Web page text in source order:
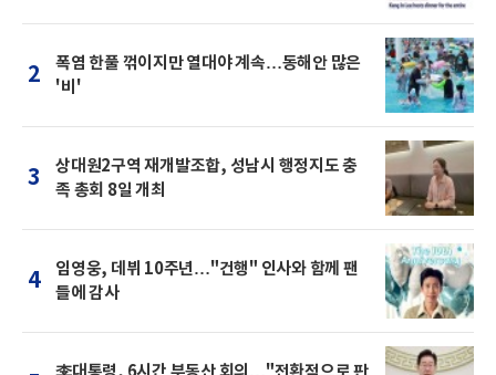
2
폭염 한풀 꺾이지만 열대야 계속…동해안 많은
'비'
3
상대원2구역 재개발조합, 성남시 행정지도 충
족 총회 8일 개최
4
임영웅, 데뷔 10주년…"건행" 인사와 함께 팬
들에 감사